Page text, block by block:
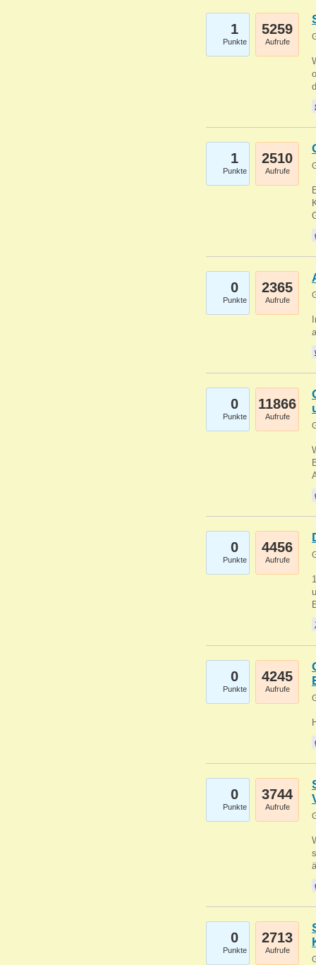
1
Punkte
5259
Aufrufe
1
Punkte
2510
Aufrufe
0
Punkte
2365
Aufrufe
0
Punkte
11866
Aufrufe
0
Punkte
4456
Aufrufe
0
Punkte
4245
Aufrufe
0
Punkte
3744
Aufrufe
0
Punkte
2713
Aufrufe